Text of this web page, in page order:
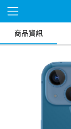
商品資訊